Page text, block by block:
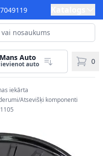
Mans Auto
auto 0
iekārta
Atsevišķi komponenti